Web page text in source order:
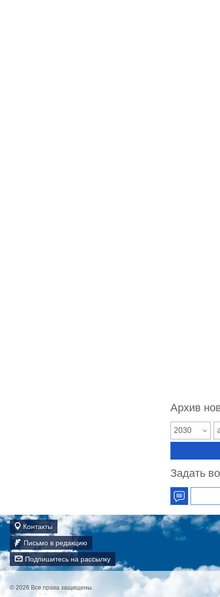
Архив
2030
Задать
Контакты
Письмо в редакцию
Подпишитесь на рассылку
© 2026 Все права защищены.